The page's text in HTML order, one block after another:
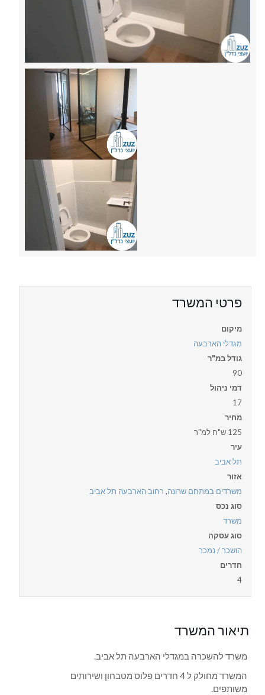
פרטי המשרד
מיקום
מגדלי הארבעה
גודל במ"ר
90
דמי ניהול
17
מחיר
125 ש"ח למ"ר
עיר
תל אביב
אזור
משרדים במתחם שרונה, רחוב הארבעה תל אביב
סוג נכס
משרד
סוג עסקה
הושכר / נמכר
חדרים
4
תיאור המשרד
משרד להשכרה במגדלי הארבעה תל אביב.
המשרד מחולק ל 4 חדרים פלוס מטבחון ושירותים
משותפים.